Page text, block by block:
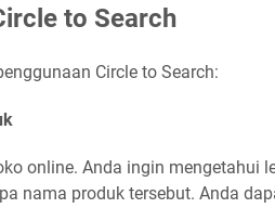
to Search
Circle to Search:
online. Anda ingin mengetahui
nama produk tersebut. Anda